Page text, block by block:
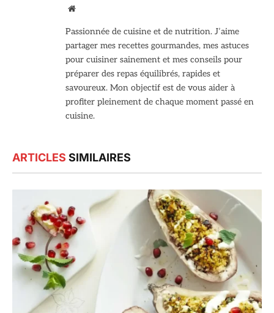
Site
Passionnée de cuisine et de nutrition. J’aime
partager mes recettes gourmandes, mes astuces
pour cuisiner sainement et mes conseils pour
préparer des repas équilibrés, rapides et
savoureux. Mon objectif est de vous aider à
profiter pleinement de chaque moment passé en
cuisine.
ARTICLES SIMILAIRES